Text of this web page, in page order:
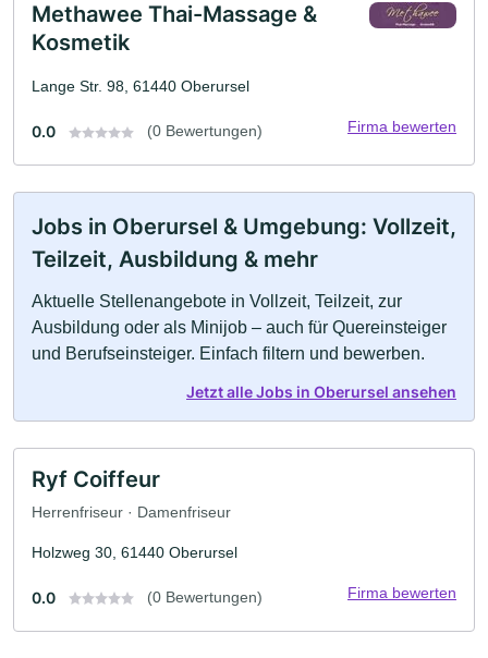
Methawee Thai-Massage &
Kosmetik
Lange Str. 98, 61440 Oberursel
0.0 (0 Bewertungen) Firma bewerten
Jobs in Oberursel & Umgebung: Vollzeit,
Teilzeit, Ausbildung & mehr
Aktuelle Stellenangebote in Vollzeit, Teilzeit, zur
Ausbildung oder als Minijob – auch für Quereinsteiger
und Berufseinsteiger. Einfach filtern und bewerben.
Jetzt alle Jobs in Oberursel ansehen
Ryf Coiffeur
Herrenfriseur · Damenfriseur
Holzweg 30, 61440 Oberursel
0.0 (0 Bewertungen) Firma bewerten